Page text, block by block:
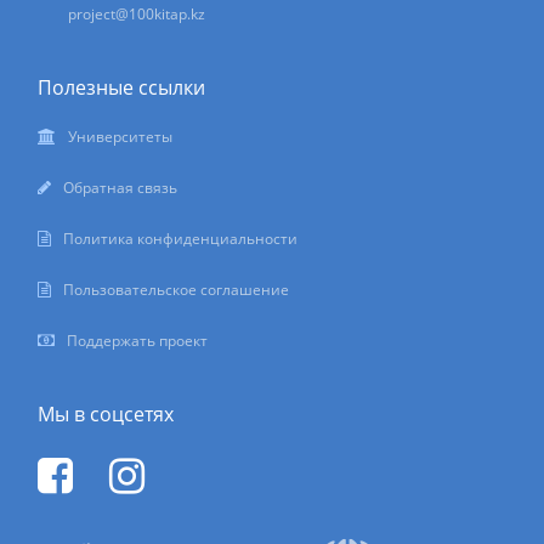
project@100kitap.kz
Полезные ссылки
Университеты
Обратная связь
Политика конфиденциальности
Пользовательское соглашение
Поддержать проект
Мы в соцсетях